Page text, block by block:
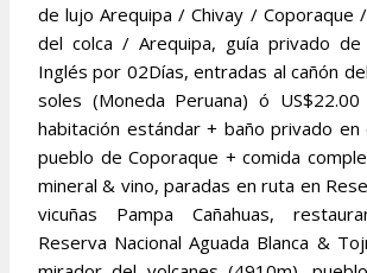
de lujo Arequipa / Chivay / Coporaque
del colca / Arequipa, guía privado de
Inglés por 02Días, entradas al cañón
soles (Moneda Peruana) ó US$22.00
habitación estándar + baño privado en
pueblo de Coporaque + comida
mineral & vino, paradas en ruta en
vicuñas Pampa Cañahuas,
Reserva Nacional Aguada Blanca &